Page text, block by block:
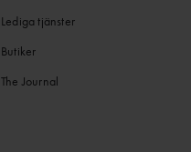
Lediga tjänster
Butiker
The Journal